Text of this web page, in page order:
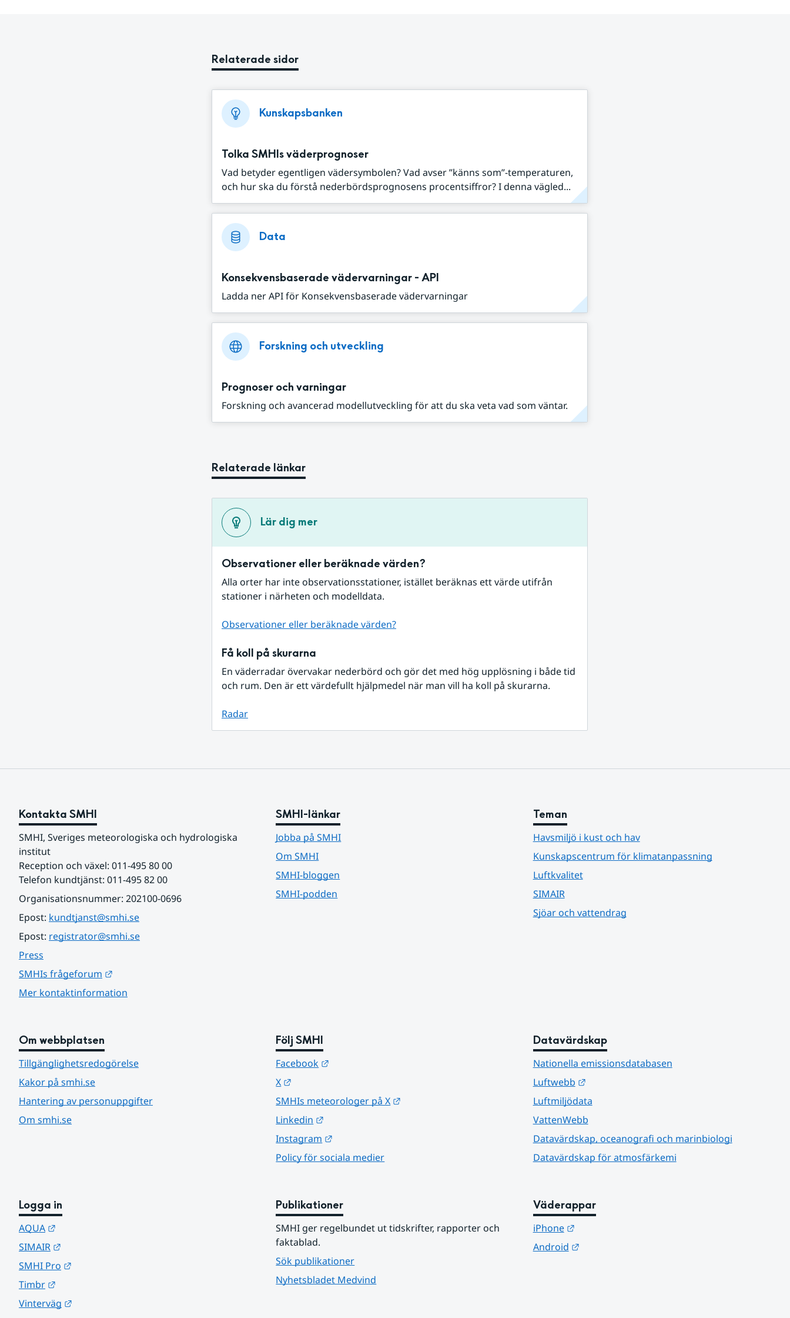
Relaterade sidor
Kunskapsbanken
Tolka SMHIs väderprognoser
Vad betyder egentligen vädersymbolen? Vad avser ”känns som”-temperaturen,
och hur ska du förstå nederbördsprognosens procentsiffror? I denna vägled...
Data
Konsekvensbaserade vädervarningar - API
Ladda ner API för Konsekvensbaserade vädervarningar
Forskning och utveckling
Prognoser och varningar
Forskning och avancerad modellutveckling för att du ska veta vad som väntar.
Relaterade länkar
Lär dig mer
Observationer eller beräknade värden?
Alla orter har inte observationsstationer, istället beräknas ett värde utifrån
stationer i närheten och modelldata.
Observationer eller beräknade värden?
Få koll på skurarna
En väderradar övervakar nederbörd och gör det med hög upplösning i både tid
och rum. Den är ett värdefullt hjälpmedel när man vill ha koll på skurarna.
Radar
Kontakta SMHI
SMHI, Sveriges meteorologiska och hydrologiska
institut
Reception och växel: 011-495 80 00
Telefon kundtjänst: 011-495 82 00
Organisationsnummer: 202100-0696
Epost: kundtjanst@smhi.se
Epost: registrator@smhi.se
Press
SMHIs frågeforum
Mer kontaktinformation
SMHI-länkar
Jobba på SMHI
Om SMHI
SMHI-bloggen
SMHI-podden
Teman
Havsmiljö i kust och hav
Kunskapscentrum för klimatanpassning
Luftkvalitet
SIMAIR
Sjöar och vattendrag
Om webbplatsen
Tillgänglighetsredogörelse
Kakor på smhi.se
Hantering av personuppgifter
Om smhi.se
Följ SMHI
Facebook
X
SMHIs meteorologer på X
Linkedin
Instagram
Policy för sociala medier
Datavärdskap
Nationella emissionsdatabasen
Luftwebb
Länk till annan webbplats.
Luftmiljödata
VattenWebb
Datavärdskap, oceanografi och marinbiologi
Datavärdskap för atmosfärkemi
Logga in
AQUA
SIMAIR
SMHI Pro
Timbr
Vinterväg
Publikationer
SMHI ger regelbundet ut tidskrifter, rapporter och
faktablad.
Sök publikationer
Nyhetsbladet Medvind
Väderappar
iPhone
Länk till annan webbplats.
Android
Länk till annan webbplats.